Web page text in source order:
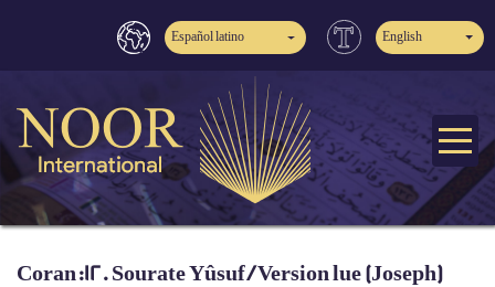
Español latino English
Coran:12. Sourate Yûsuf / Version lue (Joseph)